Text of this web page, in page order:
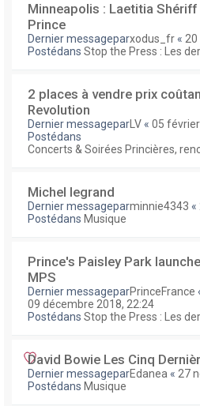
Minneapolis : Laetitia
Prince
Dernier messageparxodus_fr «
Postédans Stop the Press : Les
2 places à vendre prix
Revolution
Dernier messagepar LV « 05
Postédans
Concerts & Soirées Princières,
Michel legrand
Dernier messageparminnie4343 «
Postédans Musique
Prince's Paisley Park
MPS
Dernier messageparPrinceFrance
09 décembre 2018, 22:24
Postédans Stop the Press : Les
David Bowie Les Cinq
Dernier messageparEdanea « 27
Postédans Musique